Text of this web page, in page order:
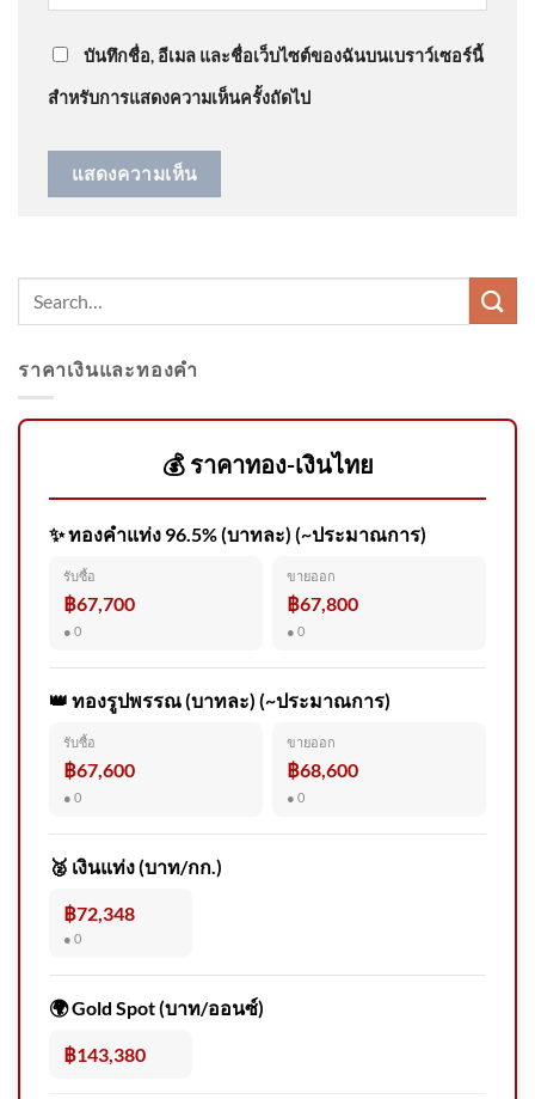
แยก 2026-08-08 08:01:00
ศาลปค.สั่งไม่รับคำฟ้องไว้พิจารณา คดีเพิกถอนคำ
กู้ภัยบางซ่อน กองปฏิบัติการดับ
“รมว.สุรศักดิ์” ลุยพัทลุงเต็มสูบ
ปักหมุดไฮไลต์ บ่อน้ำร้อน-ส
2026-08-07 14:06:00 | ข่าวสาร
จากกรุมอุตุนิยมวิทยา
โศกนาฏกรรม “รร.เทพศิรินทร์”
ข่าวดึก 8 ส.ค. 69
@NidBeagleonด่วน โดนบูลลี่ตอนเด็ก ชกเลืoดกบปาก ​:
สมัยนี้ มันเลวร้ายกว…
บันทึกชื่อ, อีเมล และชื่อเว็บไซต์ของฉันบนเบราว์เซอร์นี้
สำหรับการแสดงความเห็นครั้งถัดไป
ราคาเงินและทองคำ
💰 ราคาทอง-เงินไทย
✨ ทองคำแท่ง 96.5% (บาทละ) (~ประมาณการ)
รับซื้อ
฿67,700
● 0
ขายออก
฿67,800
● 0
👑 ทองรูปพรรณ (บาทละ) (~ประมาณการ)
รับซื้อ
฿67,600
● 0
ขายออก
฿68,600
● 0
🥈 เงินแท่ง (บาท/กก.)
฿72,348
● 0
🌍 Gold Spot (บาท/ออนซ์)
฿143,380